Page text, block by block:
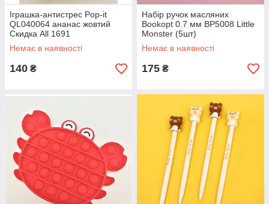
Іграшка-антистрес Pop-it
QL040064 ананас жовтий
Скидка All 1691
Немає в наявності
140 ₴
Набір ручок масляних
Bookopt 0.7 мм BP5008 Little
Monster (5шт)
Немає в наявності
175 ₴